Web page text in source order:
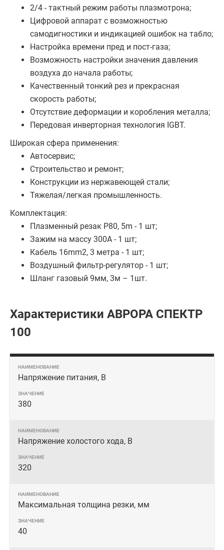
2/4 - тактный режим работы плазмотрона;
Цифровой аппарат с возможностью
самодигностики и индикацией ошибок на табло;
Настройка времени пред и пост-газа;
Возможность настройки значения давления
воздуха до начала работы;
Качественный тонкий рез и прекрасная
скорость работы;
Отсутствие деформации и коробления металла;
Передовая инверторная технология IGBT.
Широкая сфера применения:
Автосервис;
Строительство и ремонт;
Конструкции из нержавеющей стали;
Тяжелая/легкая промышленность.
Комплектация:
Плазменный резак P80, 5m - 1 шт;
Зажим на массу 300А - 1 шт;
Кабель 16mm2, 3 метра - 1 шт;
Воздушный фильтр-регулятор - 1 шт;
Шланг газовый 9мм, 3м – 1шт.
Характеристики АВРОРА СПЕКТР
100
Напряжение питания, В
380
Напряжение холостого хода, В
320
Максимальная толщина резки, мм
40